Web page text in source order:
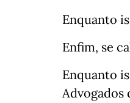
Enquanto
Enfim, se
Enquanto
Advogados